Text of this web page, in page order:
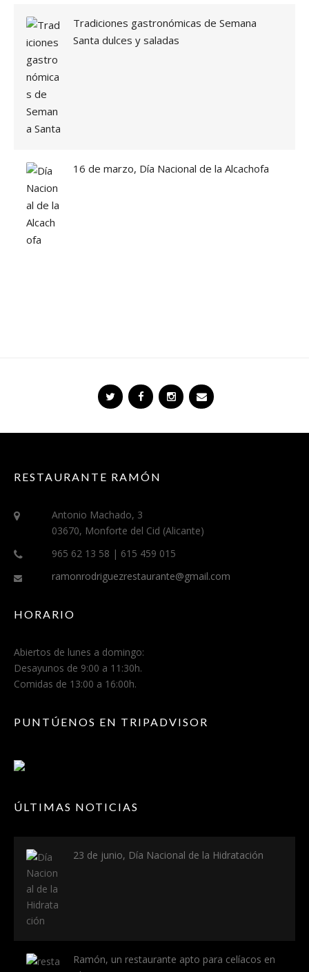
Tradiciones gastronómicas de Semana
Santa dulces y saladas
16 de marzo, Día Nacional de la Alcachofa
RESTAURANTE RAMÓN
Antonio Machado, 3
03670, Monforte del Cid (Alicante)
965 62 13 58 | 615 459 015
ramonrodriguezrestaurante@gmail.com
HORARIO
Abiertos de lunes a domingo:
Desayunos de 9:00 a 11:30h.
Comidas de 13:00 a 16:00h.
PUNTÚENOS EN TRIPADVISOR
ÚLTIMAS NOTICIAS
23 de junio, Día Nacional de la Hidratación
Ramón, un restaurante apto para celíacos en